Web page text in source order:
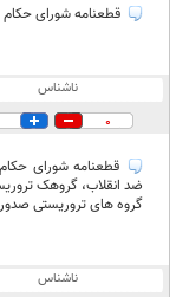
قطعنامه شورای حکام
ناشناس
0
قطعنامه شورای
ضد انقلاب، گروهک
گروه های تروریستی
ناشناس